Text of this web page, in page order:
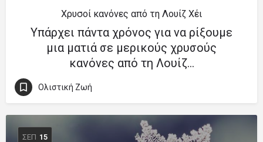
Χρυσοί κανόνες από τη Λουίζ Χέι
Υπάρχει πάντα χρόνος για να ρίξουμε
μια ματιά σε μερικούς χρυσούς
κανόνες από τη Λουίζ…
Ολιστική Ζωή
ΣΕΠ 15